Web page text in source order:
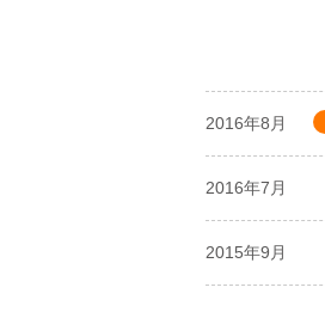
2016年8月
2016年7月
2015年9月